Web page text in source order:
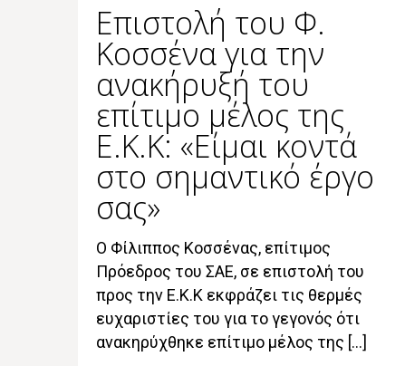
Επιστολή του Φ.
Κοσσένα για την
ανακήρυξή του
επίτιμο μέλος της
Ε.Κ.Κ: «Είμαι κοντά
στο σημαντικό έργο
σας»
O Φίλιππος Κοσσένας, επίτιμος
Πρόεδρος του ΣΑΕ, σε επιστολή του
προς την Ε.Κ.Κ εκφράζει τις θερμές
ευχαριστίες του για το γεγονός ότι
ανακηρύχθηκε επίτιμο μέλος της […]